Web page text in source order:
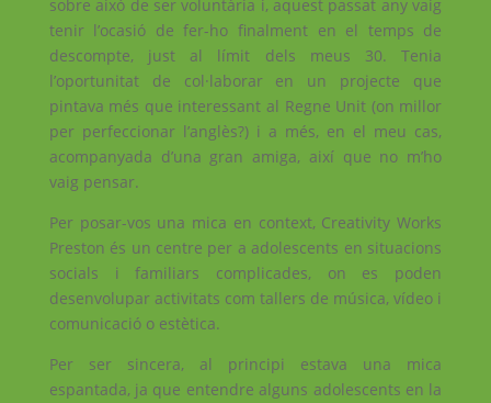
sobre això de ser voluntària i, aquest passat any vaig
tenir l’ocasió de fer-ho finalment en el temps de
descompte, just al límit dels meus 30. Tenia
l’oportunitat de col·laborar en un projecte que
pintava més que interessant al Regne Unit (on millor
per perfeccionar l’anglès?) i a més, en el meu cas,
acompanyada d’una gran amiga, així que no m’ho
vaig pensar.
Per posar-vos una mica en context, Creativity Works
Preston és un centre per a adolescents en situacions
socials i familiars complicades, on es poden
desenvolupar activitats com tallers de música, vídeo i
comunicació o estètica.
Per ser sincera, al principi estava una mica
espantada, ja que entendre alguns adolescents en la